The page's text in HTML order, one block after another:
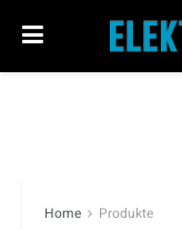
Home Produkte